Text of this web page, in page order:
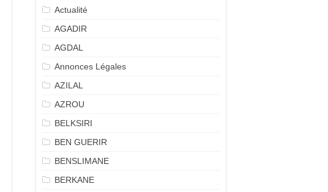
Actualité
AGADIR
AGDAL
Annonces Légales
AZILAL
AZROU
BELKSIRI
BEN GUERIR
BENSLIMANE
BERKANE